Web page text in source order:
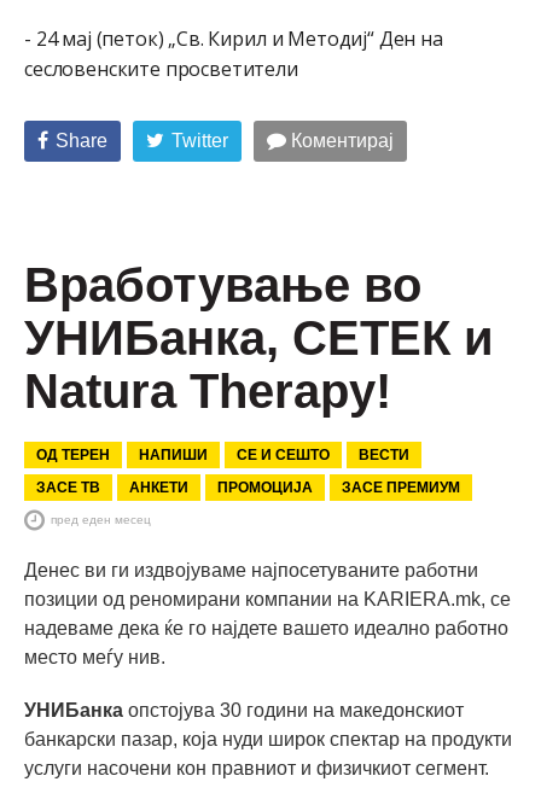
- 24 мај (петок) „Св. Кирил и Методиј“ Ден на
сесловенските просветители
Share Twitter Коментирај
Вработување во
УНИБанка, СЕТЕК и
Natura Therapy!
ОД ТЕРЕН НАПИШИ СЕ И СЕШТО
ВЕСТИ
ЗАСЕ ТВ
АНКЕТИ ПРОМОЦИЈА ЗАСЕ ПРЕМИУМ
пред еден месец
Денес ви ги издвојуваме најпосетуваните работни
позиции од реномирани компании на KARIERA.mk, се
надеваме дека ќе го најдете вашето идеално работно
место меѓу нив.
УНИБанка опстојува 30 години на македонскиот
банкарски пазар, која нуди широк спектар на продукти
услуги насочени кон правниот и физичкиот сегмент.